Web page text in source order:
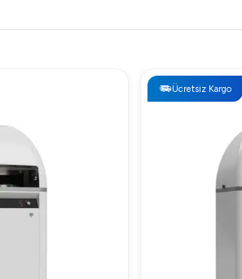
Ücretsiz Kargo